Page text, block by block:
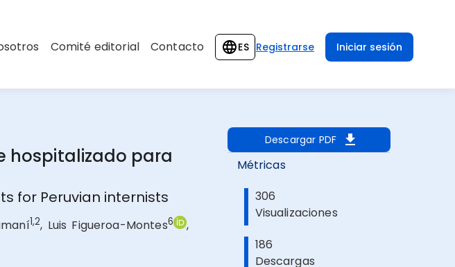
Comité editorial Contacto ES Registrarse Iniciar sesión
hospitalizado para
for Peruvian internists
1,2, Luis Figueroa-Montes6
,
Descargar PDF
Métricas
306
Visualizaciones
186
Descargas